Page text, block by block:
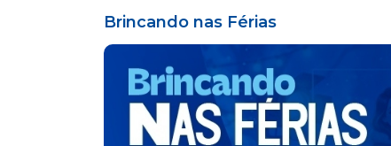
Brincando nas Férias